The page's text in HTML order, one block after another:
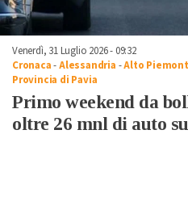
Venerdì, 31 Luglio 2026 - 09:32
Cronaca-Alessandria -Alto
Provincia di Pavia
Primo weekend da
oltre 26 mnl di auto